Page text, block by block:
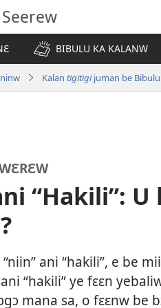
BIBULU KA KALANW
Kalan tigitigijuman be Bibulu
“Hakili”:
“niin” ani “hakili”, e be
“hakili” ye fɛɛn
mana sa, o fɛɛnw be